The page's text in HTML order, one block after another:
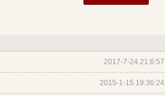
2017-7-24 21:6:57
2015-1-15 19:36:24